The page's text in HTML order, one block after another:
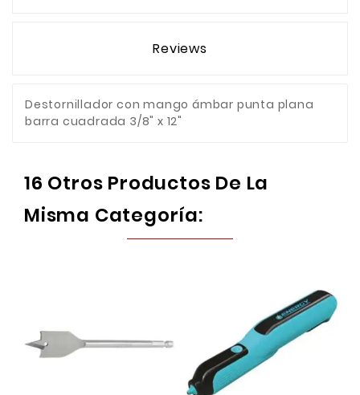
Reviews
Destornillador con mango ámbar punta plana
barra cuadrada 3/8" x 12"
16 Otros Productos De La
Misma Categoría: